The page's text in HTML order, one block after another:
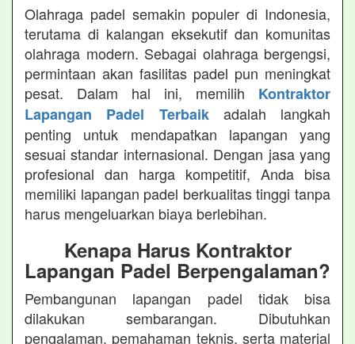
Olahraga padel semakin populer di Indonesia,
terutama di kalangan eksekutif dan komunitas
olahraga modern. Sebagai olahraga bergengsi,
permintaan akan fasilitas padel pun meningkat
pesat. Dalam hal ini, memilih Kontraktor
Lapangan Padel Terbaikadalah langkah
penting untuk mendapatkan lapangan yang
sesuai standar internasional. Dengan jasa yang
profesional dan harga kompetitif, Anda bisa
memiliki lapangan padel berkualitas tinggi tanpa
harus mengeluarkan biaya berlebihan.
Kenapa Harus Kontraktor
Lapangan Padel Berpengalaman?
Pembangunan lapangan padel tidak bisa
dilakukan sembarangan. Dibutuhkan
pengalaman, pemahaman teknis, serta material